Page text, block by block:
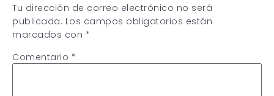
Tu dirección de correo electrónico no será
publicada. Los campos obligatorios están
marcados con *
Comentario *